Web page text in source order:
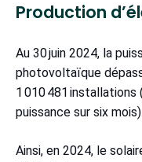
Production
Au 30 juin 2024, la
photovoltaïque
1 010 481 installations
puissance sur six mois).
Ainsi, en 2024, le